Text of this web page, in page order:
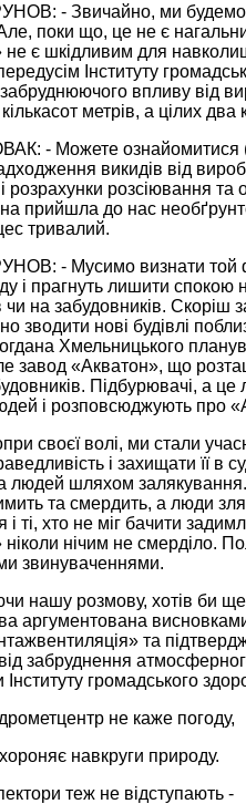
- Звичайно, ми будемо
поки що, це не є
не є шкідливим для
Інституту
забруднюючого впливу від
метрів, а цілих два
- Можете ознайомитися
викидів від
і розрахунки розсіювання
прийшла до нас
тривалий.
- Мусимо визнати той
і прагнуть лишити спокою
чи на забудовників. Скоріш
зводити нові будівлі
Хмельницького
завод «Акватон», що
Підбурювачі, а це
і розповсюджують про
своєї волі, ми стали
і захищати її
людей шляхом
та смердить, а люди
і ті, хто не міг бачити
нічим не смерділо.
звинуваченнями.
нашу розмову, хотів би
аргументована
та
забруднення
Інституту громадського
не каже погоду,
навкруги природу.
теж не відступають -